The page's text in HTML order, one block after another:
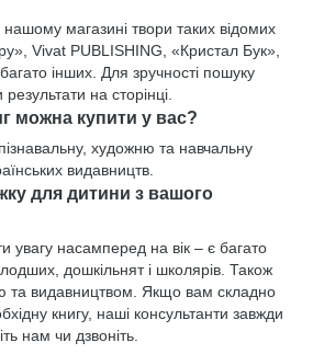
магазині твори таких відомих
Vivat PUBLISHING, «Кристал Бук»,
інших. Для зручності пошуку
на сторінці.
можна купити у вас?
художню та навчальну
видавництв.
для дитини з вашого
увагу насамперед на вік – є багато
дошкільнят і школярів. Також
та видавництвом. Якщо вам складно
книгу, наші консультанти завжди
нам чи дзвоніть.